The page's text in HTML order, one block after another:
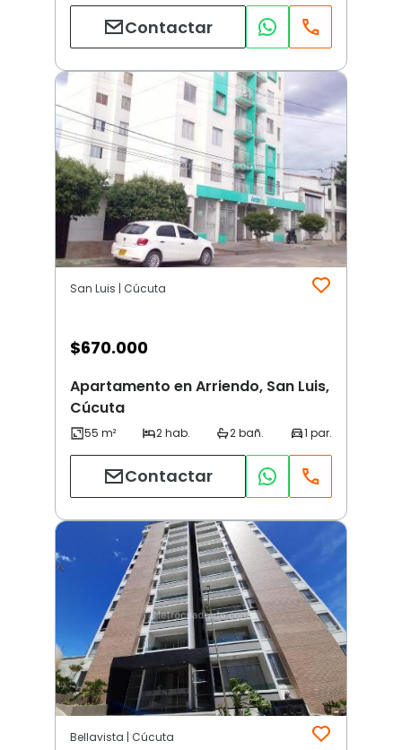
Contactar
San Luis | Cúcuta
$670.000
Apartamento en Arriendo, San Luis,
Cúcuta
Contactar
Bellavista | Cúcuta